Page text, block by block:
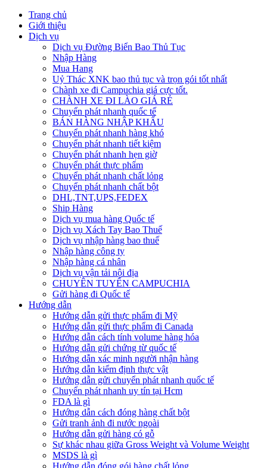
Trang chủ
Giới thiệu
Dịch vụ
Dịch vụ Đường Biển Bao Thủ Tục
Nhập Hàng
Mua Hang
Uỷ Thác XNK bao thủ tục và trọn gói tốt nhất
Chành xe đi Campuchia giá cực tốt.
CHÀNH XE ĐI LÀO GIÁ RẺ
Chuyển phát nhanh quốc tế
BÁN HÀNG NHẬP KHẨU
Chuyển phát nhanh hàng khó
Chuyển phát nhanh tiết kiệm
Chuyển phát nhanh hẹn giờ
Chuyển phát thực phẩm
Chuyển phát nhanh chất lỏng
Chuyển phát nhanh chất bột
DHL,TNT,UPS,FEDEX
Ship Hàng
Dịch vụ mua hàng Quốc tế
Dịch vụ Xách Tay Bao Thuế
Dịch vụ nhập hàng bao thuế
Nhập hàng công ty
Nhập hàng cá nhân
Dịch vụ vận tải nội địa
CHUYÊN TUYẾN CAMPUCHIA
Gửi hàng đi Quốc tế
Hướng dẫn
Hướng dẫn gửi thực phẩm đi Mỹ
Hướng dẫn gửi thực phẩm đi Canada
Hướng dẫn cách tính volume hàng hóa
Hướng dẫn gửi chứng từ quốc tế
Hướng dẫn xác minh người nhận hàng
Hướng dẫn kiểm định thực vật
Hướng dẫn gửi chuyển phát nhanh quốc tế
Chuyển phát nhanh uy tín tại Hcm
FDA là gì
Hướng dẫn cách đóng hàng chất bột
Gửi tranh ảnh đi nước ngoài
Hướng dẫn gửi hàng có gỗ
Sự khác nhau giữa Gross Weight và Volume Weight
MSDS là gì
Hướng dẫn đóng gói hàng chất lỏng